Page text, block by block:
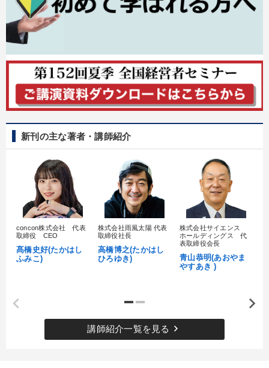
新刊の主な著者・講師紹介
concon株式会社 代表
取締役 CEO
髙橋史好(たかはし
ふみこ)
株式会社雨風太陽 代表
取締役社長
高橋博之(たかはし
ひろゆき)
株式会社サイエンス
ホールディングス 代
表取締役会長
青山恭明(あおやま
やすあき )
講師紹介一覧を見る keyboard_arrow_right